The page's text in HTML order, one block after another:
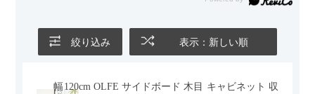
かせるため、普段はカウチとして使い、来客時には離してスツ
絞り込み 表示：新しい順
幅120cm OLFE サイドボード 木目 キャビネット 収